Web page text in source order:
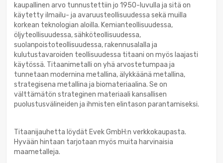
kaupallinen arvo tunnustettiin jo 1950-luvulla ja sitä on
käytetty ilmailu- ja avaruusteollisuudessa sekä muilla
korkean teknologian aloilla. Kemianteollisuudessa,
öljyteollisuudessa, sähköteollisuudessa,
suolanpoistoteollisuudessa, rakennusalalla ja
kulutustavaroiden teollisuudessa titaani on myös laajasti
käytössä. Titaanimetalli on yhä arvostetumpaa ja
tunnetaan modernina metallina, älykkäänä metallina,
strategisena metallina ja biomateriaalina. Se on
välttämätön strateginen materiaali kansallisen
puolustusvälineiden ja ihmisten elintason parantamiseksi.
Titaanijauhetta löydät Evek GmbH:n verkkokaupasta.
Hyvään hintaan tarjotaan myös muita harvinaisia
maametalleja.